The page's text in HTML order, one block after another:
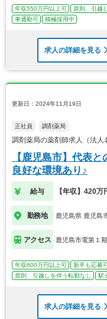
年収550万円以上可 原則、引越
車通勤可
積極採用中
求人の詳細を見る
更新日：2024年11月19日
正社員 調剤薬局
調剤薬局の薬剤師求人（法
【鹿児島市】代表
良好な環境あり♪
給与 【年収】420
勤務地 鹿児島県 鹿児島
アクセス 鹿児島市電第１
年収600万円以上可 新卒も応募
原則、引越しを伴う転勤なし
駅
求人の詳細を見る